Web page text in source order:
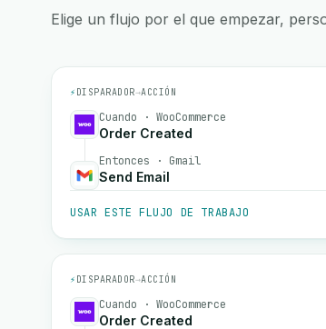
Elige un flujo por el que empezar,
⚡ DISPARADOR→ACCIÓN
Cuando · WooCommerce
Order Created
Entonces · Gmail
Send Email
USAR ESTE FLUJO DE TRABAJO
⚡ DISPARADOR→ACCIÓN
Cuando · WooCommerce
Order Created